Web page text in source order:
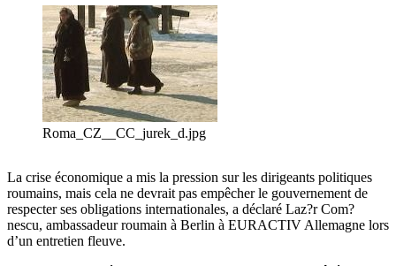
Roma_CZ__CC_jurek_d.jpg
La crise économique a mis la pression sur les dirigeants politiques
roumains, mais cela ne devrait pas empêcher le gouvernement de
respecter ses obligations internationales, a déclaré Laz?r Com?
nescu, ambassadeur roumain à Berlin à EURACTIV Allemagne lors
d’un entretien fleuve.